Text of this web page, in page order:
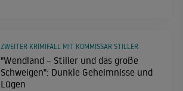
"Wendland – Stiller und das große
Schweigen": Dunkle Geheimnisse und
Lügen
ZWEITER KRIMIFALL MIT KOMMISSAR STILLER